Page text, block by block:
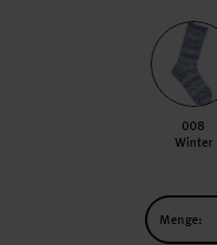
008
Winter
Menge: